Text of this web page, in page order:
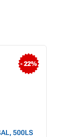
- 22%
500LS